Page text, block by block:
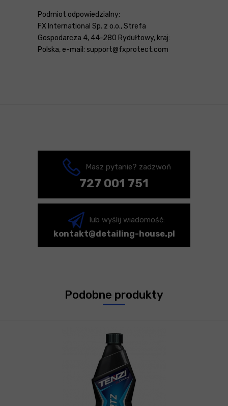
Podmiot odpowiedzialny:
FX International Sp. z o.o., Strefa
Gospodarcza 4, 44-280 Rydułtowy, kraj:
Polska, e-mail: support@fxprotect.com
Masz pytanie? zadzwoń
727 001 751
lub wyślij wiadomość:
kontakt@detailing-house.pl
Podobne produkty